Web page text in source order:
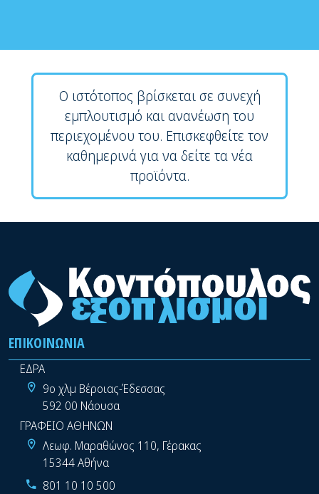
Ο ιστότοπος βρίσκεται σε συνεχή
εμπλουτισμό και ανανέωση του
περιεχομένου του. Επισκεφθείτε τον
καθημερινά για να δείτε τα νέα
προϊόντα.
ΕΠΙΚΟΙΝΩΝΊΑ
ΕΔΡΑ
9ο χλμ Βέροιας-Έδεσσας
592 00 Νάουσα
ΓΡΑΦΕΙΟ ΑΘΗΝΩΝ
Λεωφ. Μαραθώνος 110, Γέρακας
15344 Αθήνα
801 10 10 500